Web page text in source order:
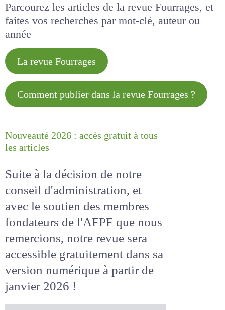
Parcourez les articles de la revue Fourrages, et
faites vos recherches par mot-clé, auteur ou
année
La revue Fourrages
Comment publier dans la revue
Nouveauté 2026 : accès gratuit à
Suite à la décision de notre
conseil d'administration, et
avec le soutien des membres
fondateurs de l'AFPF que nous
remercions, notre revue sera
accessiblegratuitementdans
sa version numérique
de janvier 2026 !